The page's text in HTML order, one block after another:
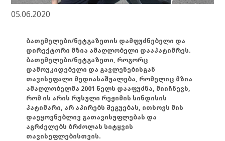
05.06.2020
ბათუმელები/ნეტგაზეთის დამფუძნებელი და
დირექტორი მზია ამაღლობელი დააპატიმრეს.
ბათუმელები/ნეტგაზეთი, როგორც
დამოუკიდებელი და გავლენებისგან
თავისუფალი მედიასაშუალება, რომელიც მზია
ამაღლობელმა 2001 წელს დააფუძნა, მიიჩნევს,
რომ ის არის რუსული რეჟიმის სინდისის
პატიმარი, არ აპირებს შეგუებას, ითხოვს მის
დაუყოვნებლივ გათავისუფლებას და
აგრძელებს ბრძოლას სიტყვის
თავისუფლებისთვის.